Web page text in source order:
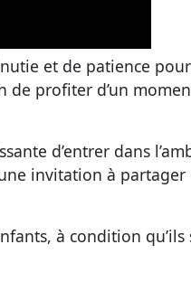
et de patience
profiter d’un
d’entrer dans
invitation à
à condition